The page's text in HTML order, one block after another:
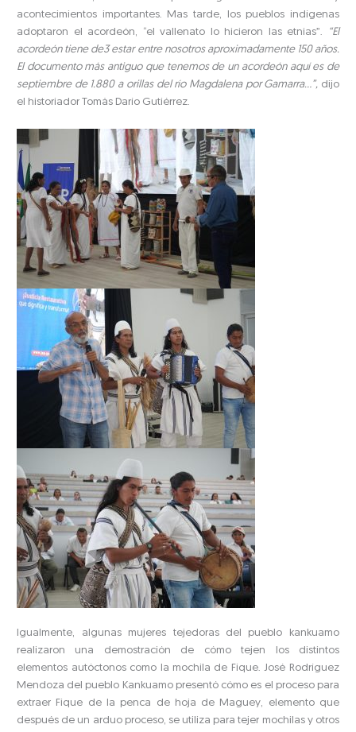
acontecimientos importantes. Mas tarde, los pueblos indígenas
adoptaron el acordeón, “el vallenato lo hicieron las etnias”.
“El
acordeón tiene de3 estar entre nosotros aproximadamente 150 años.
El documento más antiguo que tenemos de un acordeón aquí es de
septiembre de 1.880 a orillas del río Magdalena por Gamarra…”, dijo
el historiador Tomás Darío Gutiérrez.
Igualmente, algunas mujeres tejedoras del pueblo kankuamo
realizaron una demostración de cómo tejen los distintos
elementos autóctonos como la mochila de Fique. José Rodríguez
Mendoza del pueblo Kankuamo presentó cómo es el proceso para
extraer Fique de la penca de hoja de Maguey, elemento que
después de un arduo proceso, se utiliza para tejer mochilas y otros